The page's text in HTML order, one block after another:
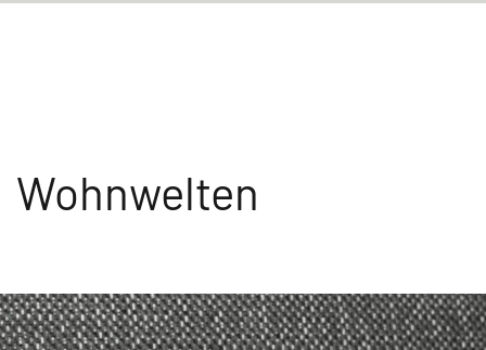
Wohnwelten